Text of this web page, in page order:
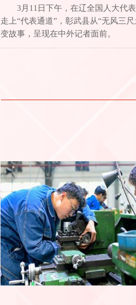
3月11日下午，在辽全国人大代
走上“代表通道”，彰武县从“无风三
变故事，呈现在中外记者面前。